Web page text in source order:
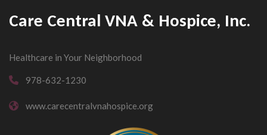
Care Central VNA & Hospice, Inc.
Healthcare in Your Neighborhood
978-632-1230
www.carecentralvnahospice.org